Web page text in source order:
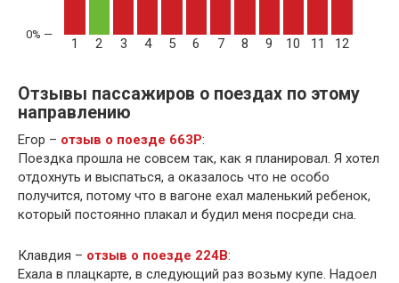
1 2 3 4 5 6 7 8 9 10 11 12
Отзывы пассажиров о поездах по этому
направлению
Егор – отзыв о поезде 663Р:
Поездка прошла не совсем так, как я планировал. Я хотел
отдохнуть и выспаться, а оказалось что не особо
получится, потому что в вагоне ехал маленький ребенок,
который постоянно плакал и будил меня посреди сна.
Клавдия – отзыв о поезде 224В:
Ехала в плацкарте, в следующий раз возьму купе. Надоел